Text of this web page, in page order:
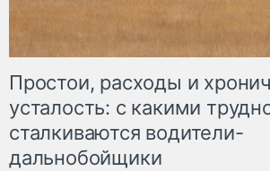
Простои, расходы и
усталость: с какими
сталкиваются водители-
дальнобойщики